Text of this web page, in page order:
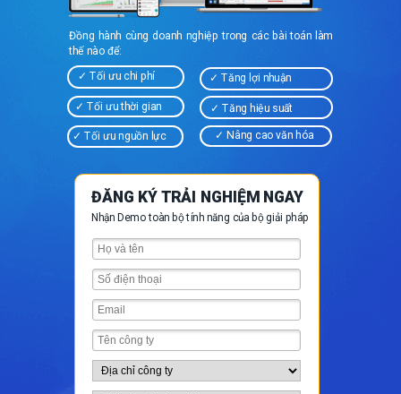
ĐĂNG KÝTRẢI NGHIỆM NGAY
Nhận Demo toàn bộ tính năng của bộ giải pháp
Đồng hành cùng doanh nghiệp trong các bài toán làm
thế nào để:
✓ Tối ưu chi phí
✓ Tối ưu thời gian
✓ Tối ưu nguồn lực
✓ Tăng hiệu suất
✓ Tăng lợi nhuận
✓ Nâng cao văn hóa